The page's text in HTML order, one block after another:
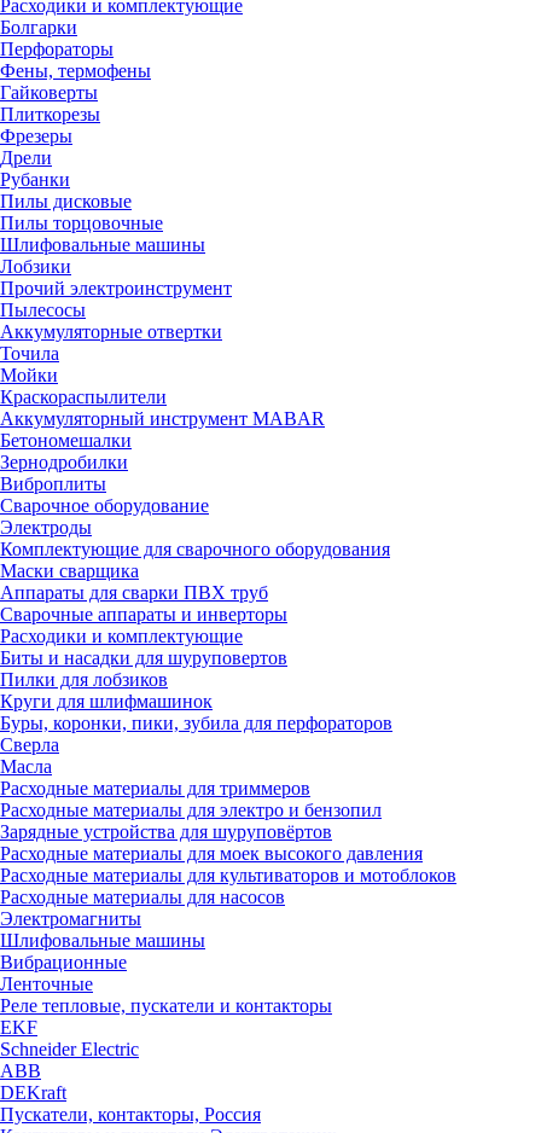
Расходики и комплектующие
Болгарки
Перфораторы
Фены, термофены
Гайковерты
Плиткорезы
Фрезеры
Дрели
Рубанки
Пилы дисковые
Пилы торцовочные
Шлифовальные машины
Лобзики
Прочий электроинструмент
Пылесосы
Аккумуляторные отвертки
Точила
Мойки
Краскораспылители
Аккумуляторный инструмент MABAR
Бетономешалки
Зернодробилки
Виброплиты
Сварочное оборудование
Электроды
Комплектующие для сварочного оборудования
Маски сварщика
Аппараты для сварки ПВХ труб
Сварочные аппараты и инверторы
Расходики и комплектующие
Биты и насадки для шуруповертов
Пилки для лобзиков
Круги для шлифмашинок
Буры, коронки, пики, зубила для перфораторов
Сверла
Масла
Расходные материалы для триммеров
Расходные материалы для электро и бензопил
Зарядные устройства для шуруповёртов
Расходные материалы для моек высокого давления
Расходные материалы для культиваторов и мотоблоков
Расходные материалы для насосов
Электромагниты
Шлифовальные машины
Вибрационные
Ленточные
Реле тепловые, пускатели и контакторы
EKF
Schneider Electric
ABB
DEKraft
Пускатели, контакторы, Россия